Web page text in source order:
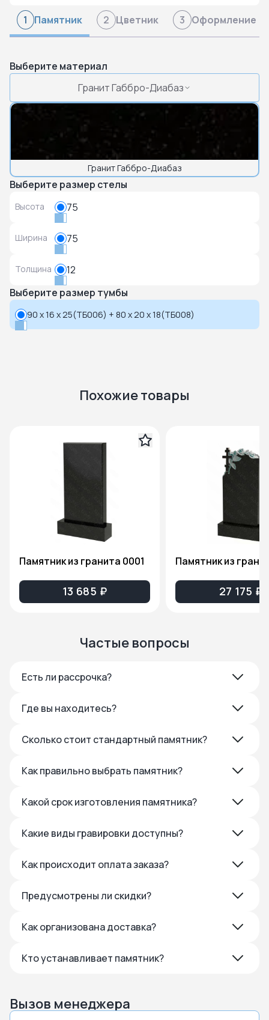
1 Памятник 2 Цветник 3 Оформление
Выберите материал
Гранит Габбро-Диабаз
Гранит Габбро-Диабаз
Выберите размер стелы
Высота 75
Ширина 75
Толщина
12
Выберите размер тумбы
90 x 16 x 25(ТБ006) + 80 x 20 x 18(ТБ008)
Похожие товары
Памятник из гранита 0001
13 685 ₽ 27 175 ₽
Частые вопросы
Есть ли рассрочка?
Где вы находитесь?
Сколько стоит стандартный памятник?
Как правильно выбрать памятник?
Какой срок изготовления памятника?
Какие виды гравировки доступны?
Как происходит оплата заказа?
Предусмотрены ли скидки?
Как организована доставка?
Кто устанавливает памятник?
Вызов менеджера